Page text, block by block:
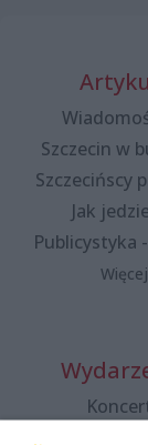
Szczecin w
Szczecińscy
Jak
Publicystyka
Więcej